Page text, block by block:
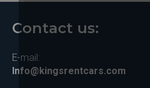
Contact us:
E-mail:
Info@kingsrentcars.com